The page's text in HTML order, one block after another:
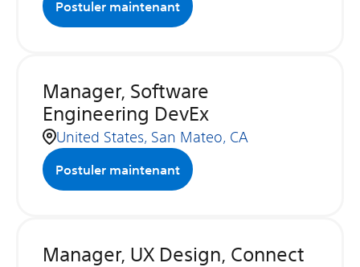
Postuler maintenant
Manager, Software
Engineering DevEx
United States, San Mateo, CA
Postuler maintenant
Manager, UX Design, Connect